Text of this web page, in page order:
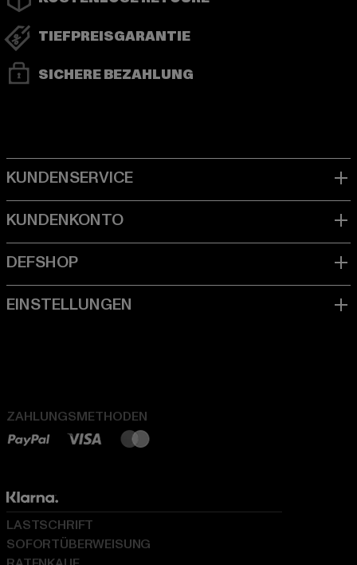
TIEFPREISGARANTIE
SICHERE BEZAHLUNG
ZAHLUNGSMETHODEN
LASTSCHRIFT
SOFORTÜBERWEISUNG